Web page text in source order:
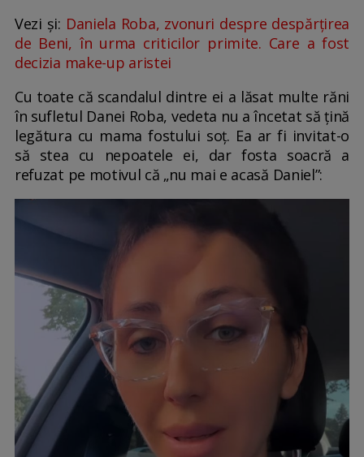
Vezi și: Daniela Roba, zvonuri despre despărțirea
de Beni, în urma criticilor primite. Care a fost
decizia make-up aristei
Cu toate că scandalul dintre ei a lăsat multe răni
în sufletul Danei Roba, vedeta nu a încetat să țină
legătura cu mama fostului soț. Ea ar fi invitat-o
să stea cu nepoatele ei, dar fosta soacră a
refuzat pe motivul că „nu mai e acasă Daniel”: